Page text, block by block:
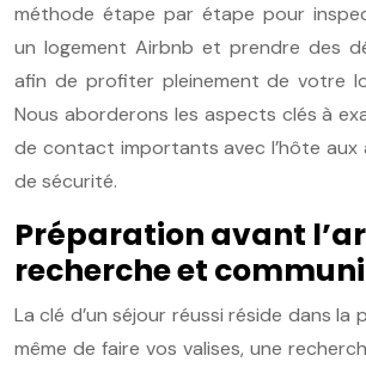
méthode étape par étape pour
un logement Airbnb et prendre des
afin de profiter pleinement de votre
Nous aborderons les aspects clés à
de contact importants avec l’hôte aux
de sécurité.
Préparation avant
recherche et
La clé d’un séjour réussi réside dans la
même de faire vos valises, une